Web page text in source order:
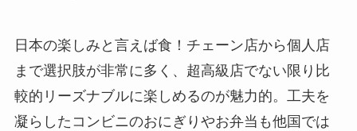
日本の楽しみと言えば食！チェーン店から個人店
まで選択肢が非常に多く、超高級店でない限り比
較的リーズナブルに楽しめるのが魅力的。工夫を
凝らしたコンビニのおにぎりやお弁当も他国では